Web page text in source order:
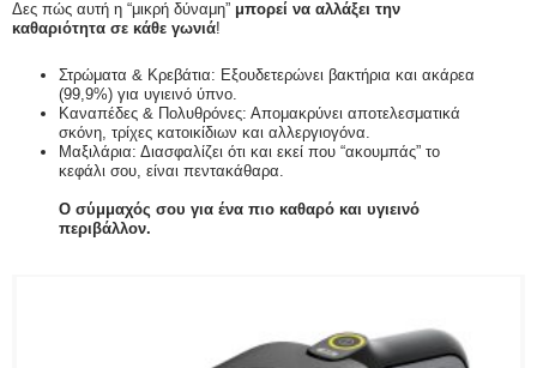
Δες πώς αυτή η “μικρή δύναμη” μπορεί να αλλάξει την
καθαριότητα σε κάθε γωνιά!
Στρώματα & Κρεβάτια: Εξουδετερώνει βακτήρια και ακάρεα
(99,9%) για υγιεινό ύπνο.
Καναπέδες & Πολυθρόνες: Απομακρύνει αποτελεσματικά
σκόνη, τρίχες κατοικίδιων και αλλεργιογόνα.
Μαξιλάρια: Διασφαλίζει ότι και εκεί που “ακουμπάς” το
κεφάλι σου, είναι πεντακάθαρα.
Ο σύμμαχός σου για ένα πιο καθαρό και υγιεινό
περιβάλλον.